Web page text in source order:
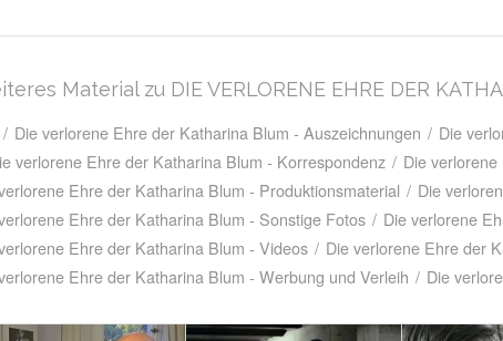
Material zu DIE VERLORENE EHRE DER
/ Die verlorene Ehre der Katharina Blum - Auszeichnungen / Die
verlorene Ehre der Katharina Blum - Korrespondenz / Die
Ehre der Katharina Blum - Produktionsmaterial / Die
Ehre der Katharina Blum - Sonstige Fotos / Die verlorene
Ehre der Katharina Blum - Videos / Die verlorene Ehre der
Ehre der Katharina Blum - Werbung und Verleih / Die